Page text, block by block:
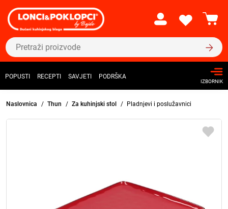
POPUSTI RECEPTI SAVJETI PODRŠKA
IZBORNIK
Naslovnica Thun Za kuhinjski stol Pladnjevi i poslužavnici